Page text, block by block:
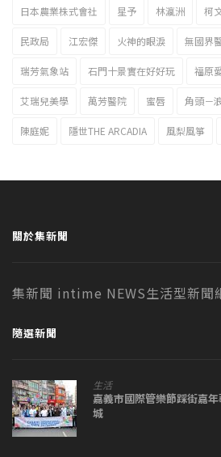
日本農業株式會社 星予 林瀛洲 柯
民政局 江宏傑 火神的眼淚 無國界
瑞芳氣象站 石門十景實在好好玩 福原
艾瑞兒美學 萬芳醫院 蜜唇 角頭－
陳庭妮 隱世THE ARCADIA 風梨風箏
關於集新聞
集新聞 intime NEWS生活型新聞
隨選新聞
生活
嘉義市國際管樂節踩街嘉
城